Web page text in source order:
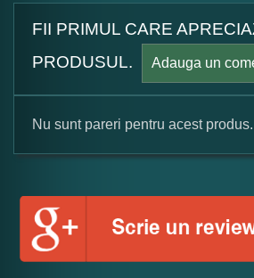
FII PRIMUL CARE
PRODUSUL.
Adauga un
Formular pareri client
Numele dumneavoastra:
Nu sunt pareri pentru acest produs.